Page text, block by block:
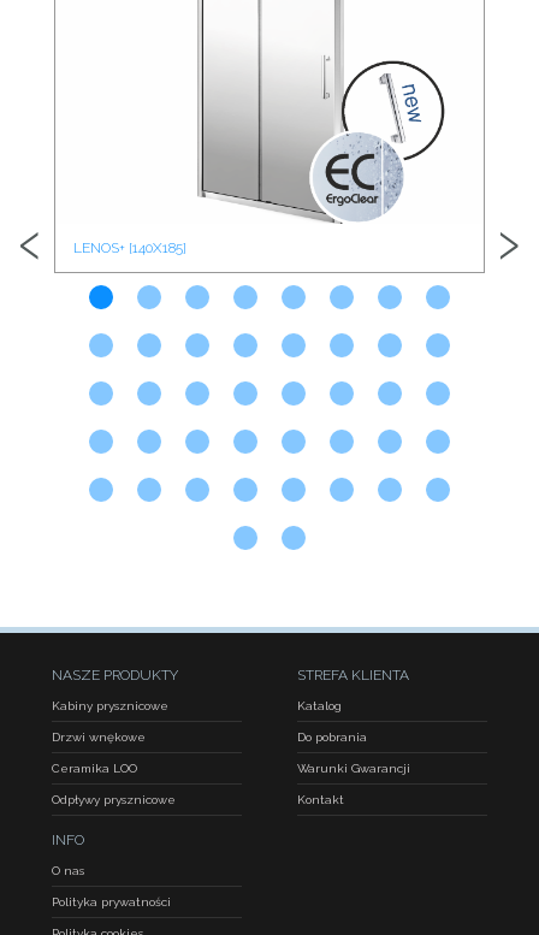
LENOS+ [140X185]
‹ ›
NASZE PRODUKTY
Kabiny prysznicowe
Drzwi wnękowe
Ceramika LOO
Odpływy prysznicowe
STREFA KLIENTA
Katalog
Do pobrania
Warunki Gwarancji
Kontakt
INFO
O nas
Polityka prywatności